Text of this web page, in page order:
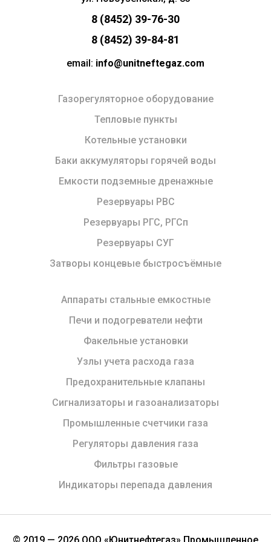
8 (8452) 39-76-30
8 (8452) 39-84-81
email: info@unitneftegaz.com
Газорегуляторное оборудование
Тепловые пункты
Котельные установки
Баки аккумуляторы горячей воды
Емкости подземные дренажные
Резервуары РВС
Резервуары РГС, РГСп
Резервуары СУГ
Затворы концевые быстросъёмные
Аппараты стальные емкостные
Печи и подогреватели нефти
Факельные установки
Узлы учета расхода газа
Предохранительные клапаны
Сигнализаторы и газоанализаторы
Промышленные счетчики газа
Регуляторы давления газа
Фильтры газовые
Индикаторы перепада давления